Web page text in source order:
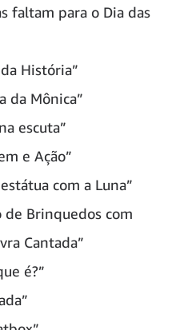
faltam para o Dia das
História”
da Mônica”
escuta”
e Ação”
com a Luna”
de Brinquedos com
Cantada”
é?”